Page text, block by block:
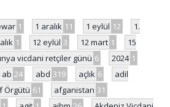
1 1 aralık 11 1 eylül 12
1.
1 12 eylül 3 12 mart 1
15
vicdani retçiler günü 6 2024 1
ab 24 abd 319 açlık 6
adil
Örgütü 61 afganistan 31